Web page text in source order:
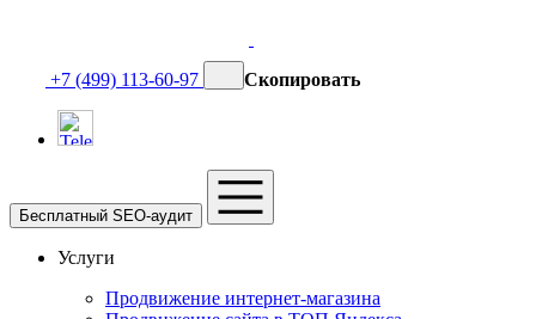
+7 (499) 113-60-97 Скопировать
Бесплатный SEO-аудит
Услуги
Продвижение интернет-магазина